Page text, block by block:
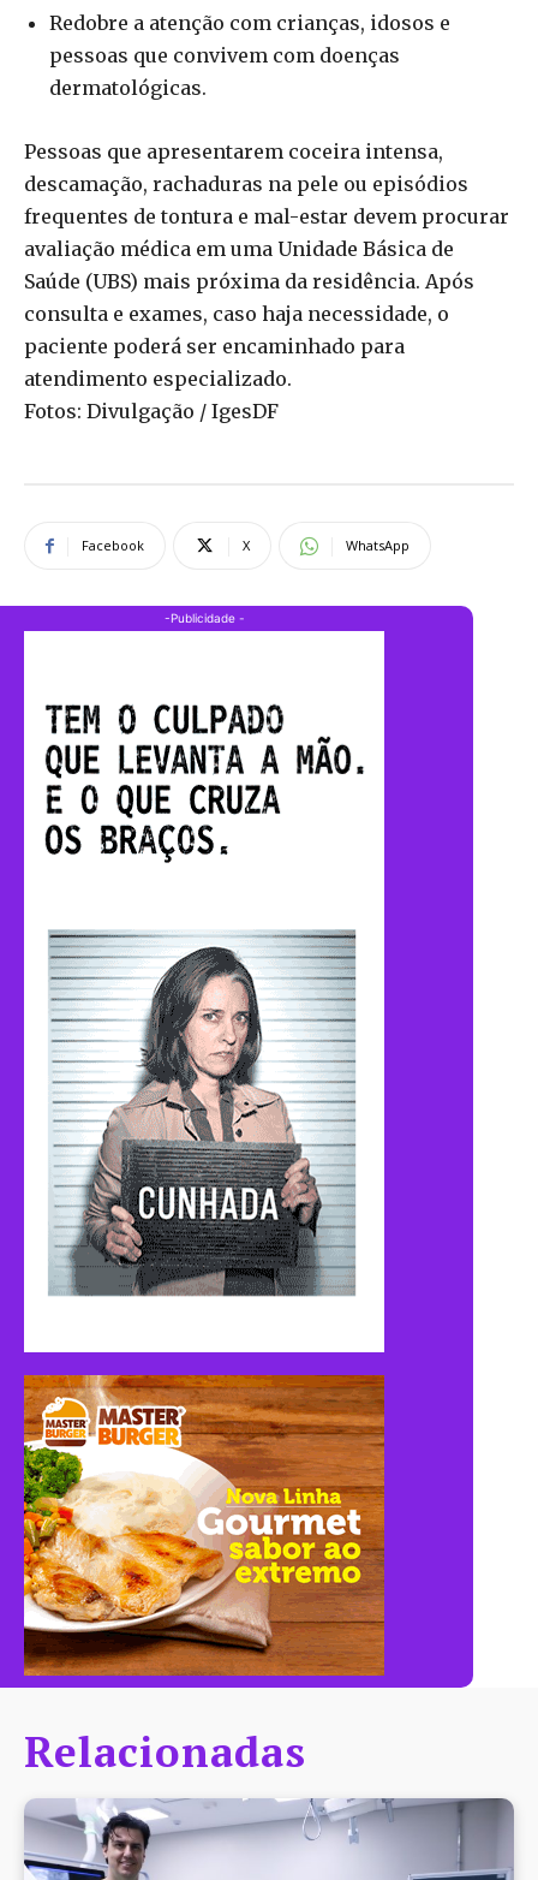
Redobre a atenção com crianças, idosos e
pessoas que convivem com doenças
dermatológicas.
Pessoas que apresentarem coceira intensa,
descamação, rachaduras na pele ou episódios
frequentes de tontura e mal-estar devem procurar
avaliação médica em uma Unidade Básica de
Saúde (UBS) mais próxima da residência. Após
consulta e exames, caso haja necessidade, o
paciente poderá ser encaminhado para
atendimento especializado.
Fotos: Divulgação / IgesDF
Facebook X WhatsApp
-Publicidade -
Relacionadas